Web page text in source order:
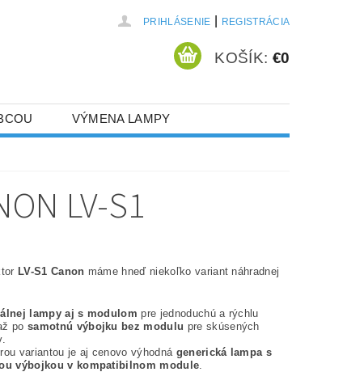
PRIHLÁSENIE REGISTRÁCIA
KOŠÍK: €0
VÝMENA LAMPY
LV-S1
LV-S1 Canon máme hneď niekoľko variant náhradnej
lampy aj s modulom pre jednoduchú a rýchlu
po samotnú výbojku bez modulu pre skúsených
variantou je aj cenovo výhodná generická lampa s
výbojkou v kompatibilnom module.